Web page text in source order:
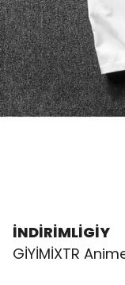
İNDİRİMLİGİY
GİYİMİXTR